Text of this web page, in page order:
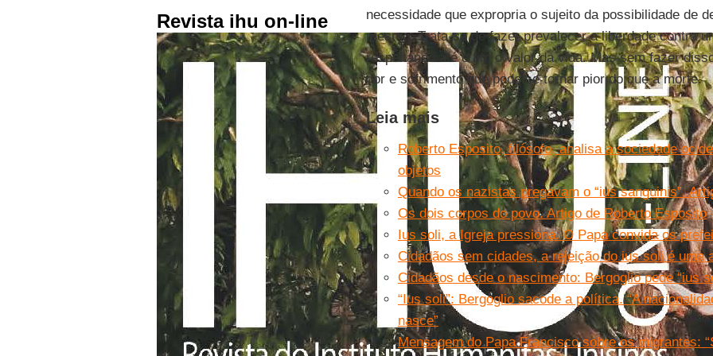
Revista ihu on-line
necessidade que expropria o sujeito da possibilidade de
mesmo. Trata-se de fazer prevalecer a liberdade contra
respeitando até o fim o valor da vida. Mas sem fazer
dor e sofrimento que pode se tornar pior do que a morte.
Leia mais
Roberto Esposito, filósofo, analisa a sociedade
objetos
Quando os nazistas pregavam o “ius sanguinis”.
Os dois corpos do povo. Artigo de Roberto Esposito
Ius soli, a Igreja pressiona. O Papa convida os
Cidadãos sem cidades, a rejeição do ius soli é uma
Cidadãos desde o nascimento: Bergoglio pede “ius
“Ius soli”: Bergoglio sacode a política. “A
nasce”
Mensagem do Papa Francisco sobre os migrantes: